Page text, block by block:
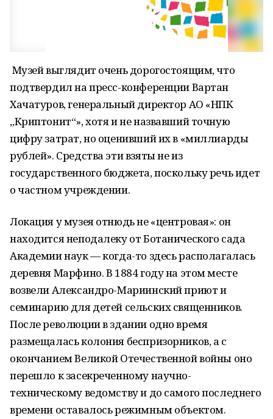
Музей выглядит очень дорогостоящим, что
подтвердил на пресс-конференции Вартан
Хачатуров, генеральный директор АО «НПК
„Криптонит“», хотя и не назвавший точную
цифру затрат, но оценивший их в «миллиарды
рублей». Средства эти взяты не из
государственного бюджета, поскольку речь идет
о частном учреждении.
Локация у музея отнюдь не «центровая»: он
находится неподалеку от Ботанического сада
Академии наук — когда-то здесь располагалась
деревня Марфино. В 1884 году на этом месте
возвели Александро-Мариинский приют и
семинарию для детей сельских священников.
После революции в здании одно время
размещалась колония беспризорников, а с
окончанием Великой Отечественной войны оно
перешло к засекреченному научно-
техническому ведомству и до самого последнего
времени оставалось режимным объектом.